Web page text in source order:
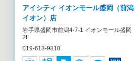
アイシティ イオンモール盛岡（前潟
イオン）店
岩手県盛岡市前潟4-7-1 イオンモール盛岡
2F
019-613-9810